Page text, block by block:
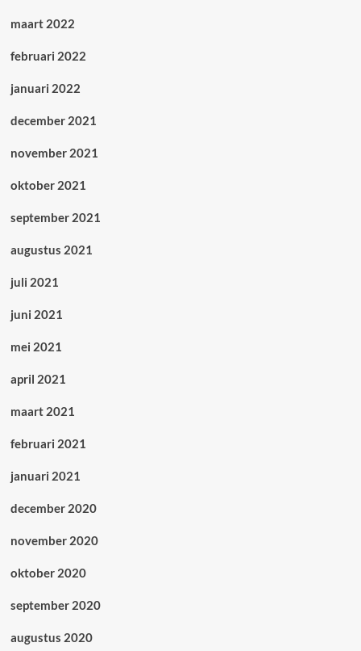
maart 2022
februari 2022
januari 2022
december 2021
november 2021
oktober 2021
september 2021
augustus 2021
juli 2021
juni 2021
mei 2021
april 2021
maart 2021
februari 2021
januari 2021
december 2020
november 2020
oktober 2020
september 2020
augustus 2020